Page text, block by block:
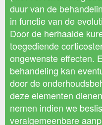
duur van de
in functie van de
Door de herhaalde
toegediende
ongewenste effecten.
behandeling kan
door de
deze elementen
nemen indien we
veralgemeenbare